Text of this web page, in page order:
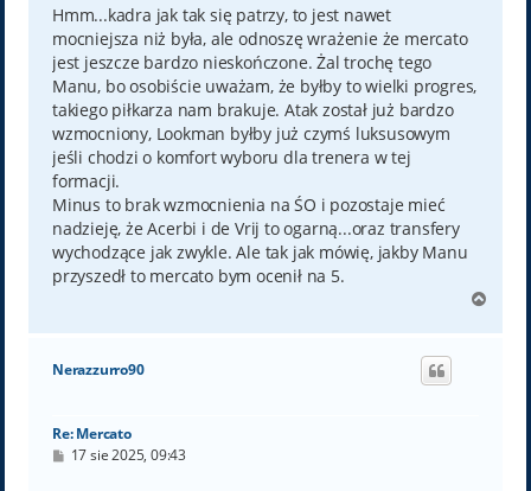
t
Hmm...kadra jak tak się patrzy, to jest nawet
mocniejsza niż była, ale odnoszę wrażenie że mercato
jest jeszcze bardzo nieskończone. Żal trochę tego
Manu, bo osobiście uważam, że byłby to wielki progres,
takiego piłkarza nam brakuje. Atak został już bardzo
wzmocniony, Lookman byłby już czymś luksusowym
jeśli chodzi o komfort wyboru dla trenera w tej
formacji.
Minus to brak wzmocnienia na ŚO i pozostaje mieć
nadzieję, że Acerbi i de Vrij to ogarną...oraz transfery
wychodzące jak zwykle. Ale tak jak mówię, jakby Manu
przyszedł to mercato bym ocenił na 5.
g
Nerazzurro90
Re: Mercato
P17 sie 2025, 09:43